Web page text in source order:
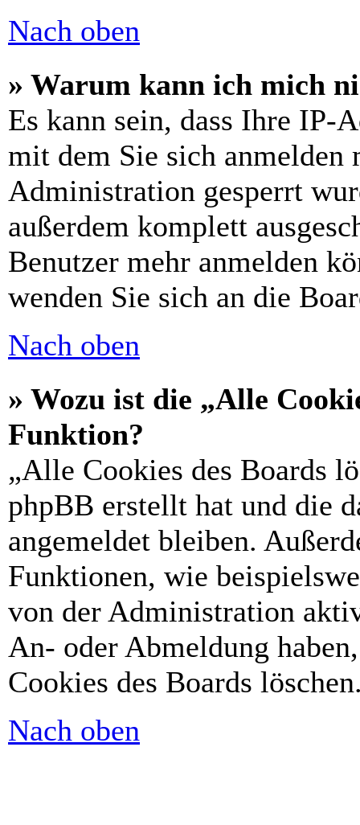
Nach oben
» Warum kann ich mich
Es kann sein, dass Ihre IP-
mit dem Sie sich anmelden
Administration gesperrt
außerdem komplett
Benutzer mehr anmelden
wenden Sie sich an die
Nach oben
» Wozu ist die „Alle
Funktion?
„Alle Cookies des Boards
phpBB erstellt hat und die
angemeldet bleiben.
Funktionen, wie
von der Administration
An- oder Abmeldung
Cookies des Boards
Nach oben